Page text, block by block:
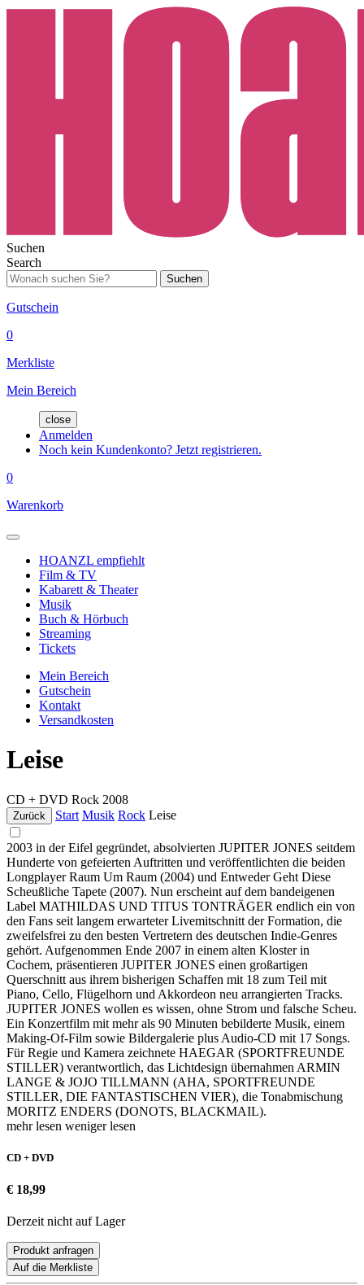
Suchen
Search
Suchen
Gutschein
0
Merkliste
Mein Bereich
close
Anmelden
Noch kein Kundenkonto? Jetzt registrieren.
0
Warenkorb
HOANZL empfiehlt
Film & TV
Kabarett & Theater
Musik
Buch & Hörbuch
Streaming
Tickets
Mein Bereich
Gutschein
Kontakt
Versandkosten
Leise
CD + DVD Rock 2008
Zurück Start Musik Rock Leise
2003 in der Eifel gegründet, absolvierten JUPITER JONES seitdem
Hunderte von gefeierten Auftritten und veröffentlichten die beiden
Longplayer Raum Um Raum (2004) und Entweder Geht Diese
Scheußliche Tapete (2007). Nun erscheint auf dem bandeigenen
Label MATHILDAS UND TITUS TONTRÄGER endlich ein von
den Fans seit langem erwarteter Livemitschnitt der Formation, die
zweifelsfrei zu den besten Vertretern des deutschen Indie-Genres
gehört. Aufgenommen Ende 2007 in einem alten Kloster in
Cochem, präsentieren JUPITER JONES einen großartigen
Querschnitt aus ihrem bisherigen Schaffen mit 18 zum Teil mit
Piano, Cello, Flügelhorn und Akkordeon neu arrangierten Tracks.
JUPITER JONES wollen es wissen, ohne Strom und falsche Scheu.
Ein Konzertfilm mit mehr als 90 Minuten bebilderte Musik, einem
Making-Of-Film sowie Bildergalerie plus Audio-CD mit 17 Songs.
Für Regie und Kamera zeichnete HAEGAR (SPORTFREUNDE
STILLER) verantwortlich, das Lichtdesign übernahmen ARMIN
LANGE & JOJO TILLMANN (AHA, SPORTFREUNDE
STILLER, DIE FANTASTISCHEN VIER), die Tonabmischung
MORITZ ENDERS (DONOTS, BLACKMAIL).
mehr lesen weniger lesen
CD + DVD
€ 18,99
Derzeit nicht auf Lager
Produkt anfragen
Auf die Merkliste